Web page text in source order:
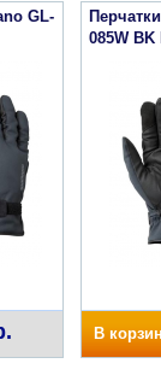
GL-
085W BK
В